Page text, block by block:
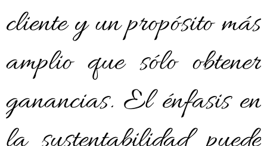
cliente y un propósito más
amplio que sólo obtener
ganancias. El énfasis en